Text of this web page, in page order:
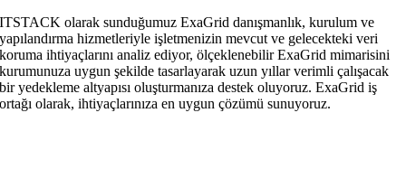
ITSTACK olarak sunduğumuz ExaGrid danışmanlık, kurulum ve
yapılandırma hizmetleriyle işletmenizin mevcut ve gelecekteki veri
koruma ihtiyaçlarını analiz ediyor, ölçeklenebilir ExaGrid mimarisini
kurumunuza uygun şekilde tasarlayarak uzun yıllar verimli çalışacak
bir yedekleme altyapısı oluşturmanıza destek oluyoruz. ExaGrid iş
ortağı olarak, ihtiyaçlarınıza en uygun çözümü sunuyoruz.